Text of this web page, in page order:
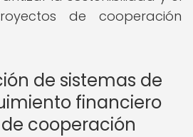
de cooperación
de sistemas de
financiero
cooperación